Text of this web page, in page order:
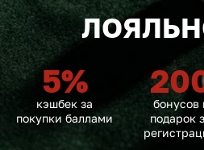
5%
кэшбек за
покупки баллами
бонусов
подарок